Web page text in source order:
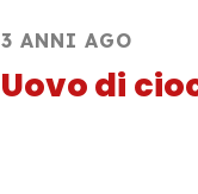
3 ANNI AGO
Uovo di